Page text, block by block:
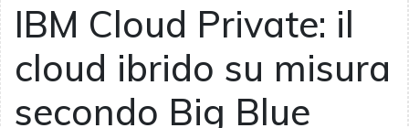
IBM Cloud Private: il
cloud ibrido su misura
secondo Big Blue